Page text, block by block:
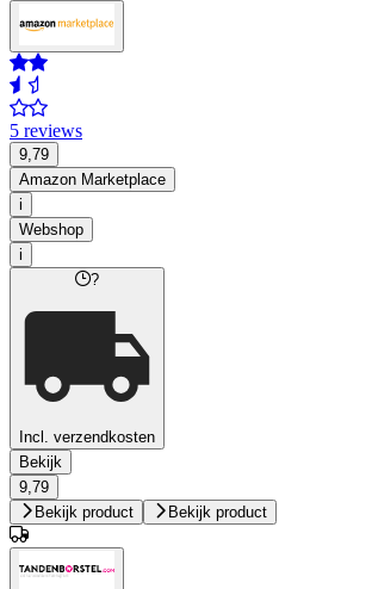
5 reviews
9,79
Amazon Marketplace
i
Webshop
i
?
Incl. verzendkosten
Bekijk
9,79
Bekijk product
Bekijk product